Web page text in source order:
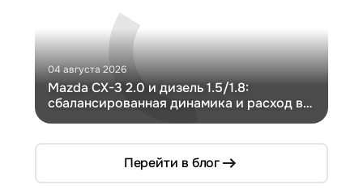
04 августа 2026
Mazda CX-3 2.0 и дизель 1.5/1.8:
сбалансированная динамика и расход в
Перейти в блог